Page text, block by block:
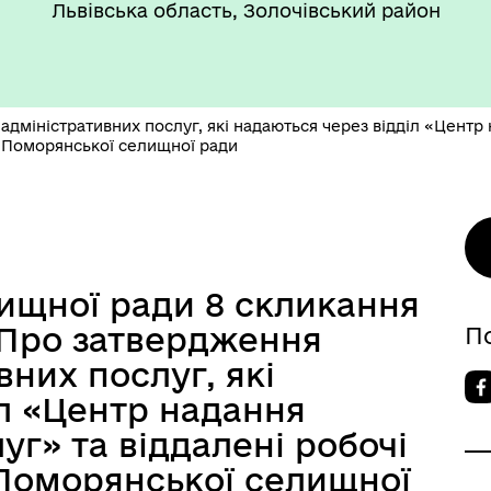
податки та збои Фахівець із соціальної
Львівська область, Золочівський район
послуг, які надаються через відділ «Центр
Поморянської селищної ради
ради 8 скликання
затвердження
послуг, які
«Центр надання
та віддалені робочі
селищної